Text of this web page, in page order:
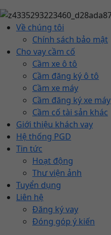
Về chúng tôi
Chính sách bảo mật
Cho vay cầm cố
Cầm xe ô tô
Cầm đăng ký ô tô
Cầm xe máy
Cầm đăng ký xe máy
Cầm cố tài sản khác
Giới thiệu khách vay
Hệ thống PGD
Tin tức
Hoạt động
Thư viện ảnh
Tuyển dụng
Liên hệ
Đăng ký vay
Đóng góp ý kiến